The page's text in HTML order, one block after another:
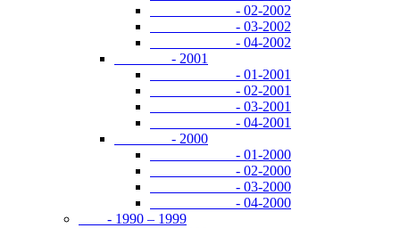
- 02-2002
- 03-2002
- 04-2002
- 2001
- 01-2001
- 02-2001
- 03-2001
- 04-2001
- 2000
- 01-2000
- 02-2000
- 03-2000
- 04-2000
- 1990 – 1999